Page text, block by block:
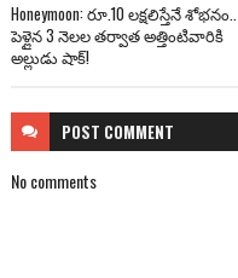
Honeymoon: రూ.10 లక్షలిస్తేనే శోభనం..
పెళ్లైన 3 నెలల తర్వాత అత్తింటివారికి
అల్లుడు షాక్!
POST COMMENT
No comments